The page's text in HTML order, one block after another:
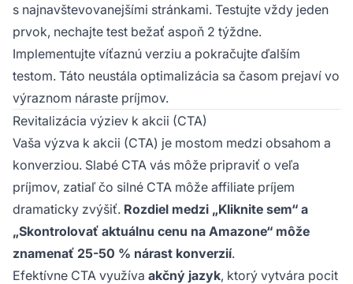
s najnavštevovanejšími stránkami. Testujte vždy jeden
prvok, nechajte test bežať aspoň 2 týždne.
Implementujte víťaznú verziu a pokračujte ďalším
testom. Táto neustála optimalizácia sa časom prejaví vo
výraznom náraste príjmov.
Revitalizácia výziev k akcii (CTA)
Vaša výzva k akcii (CTA) je mostom medzi obsahom a
konverziou. Slabé CTA vás môže pripraviť o veľa
príjmov, zatiaľ čo silné CTA môže affiliate príjem
dramaticky zvýšiť. Rozdiel medzi „Kliknite sem“ a
„Skontrolovať aktuálnu cenu na Amazone“ môže
znamenať 25-50 % nárast konverzií.
Efektívne CTA využíva akčný jazyk, ktorý vytvára pocit